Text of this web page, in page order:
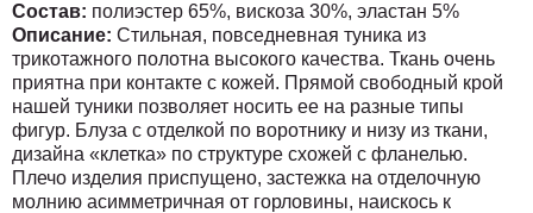
Состав: полиэстер 65%, вискоза 30%, эластан 5%
Описание: Стильная, повседневная туника из
трикотажного полотна высокого качества. Ткань очень
приятна при контакте с кожей. Прямой свободный крой
нашей туники позволяет носить ее на разные типы
фигур. Блуза с отделкой по воротнику и низу из ткани,
дизайна «клетка» по структуре схожей с фланелью.
Плечо изделия приспущено, застежка на отделочную
молнию асимметричная от горловины, наискось к